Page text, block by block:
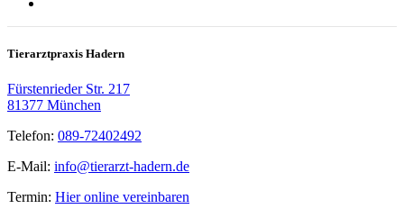
Tierarztpraxis Hadern
Fürstenrieder Str. 217
81377 München
Telefon: 089-72402492
E-Mail: info@tierarzt-hadern.de
Termin: Hier online vereinbaren